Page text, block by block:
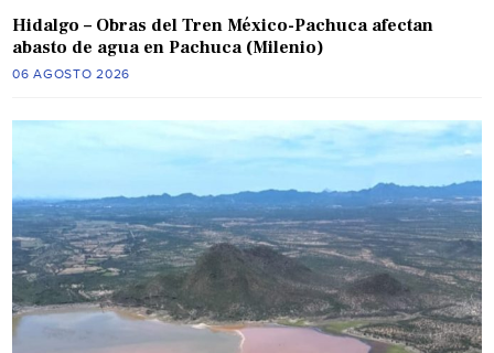
Hidalgo – Obras del Tren México-Pachuca afectan
abasto de agua en Pachuca (Milenio)
06 AGOSTO 2026